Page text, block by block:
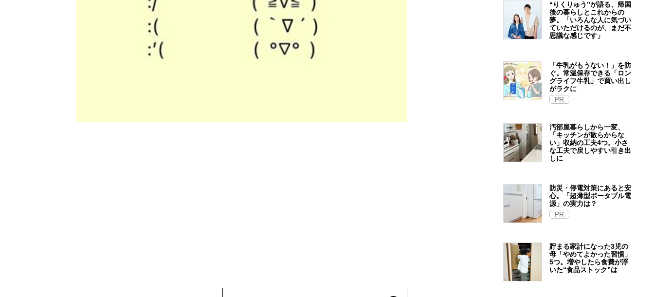
“りくりゅう”が語る、帰国
後の暮らしとこれからの
夢。「いろんな人に気づい
ていただけるのが、まだ不
思議な感じです」
「牛乳がもうない！」を防
ぐ。常温保存できる「ロン
グライフ牛乳」で買い出し
がラクに
PR
汚部屋暮らしから一変、
「キッチンが散らからな
い」収納の工夫4つ。小さ
な工夫で戻しやすい引き出
しに
防災・停電対策にあると安
心。「超薄型ポータブル電
源」の実力は？​
PR
貯まる家計になった3児の
母「やめてよかった習慣」
5つ。増やしたら食費が浮
いた“食品ストック”は